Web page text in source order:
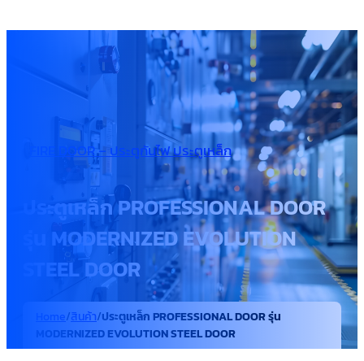
FIRE DOOR – ประตูกันไฟ ประตูเหล็ก
ประตูเหล็ก PROFESSIONAL DOOR
รุ่น MODERNIZED EVOLUTION
STEEL DOOR
Home/สินค้า/ประตูเหล็ก PROFESSIONAL DOOR รุ่น
MODERNIZED EVOLUTION STEEL DOOR